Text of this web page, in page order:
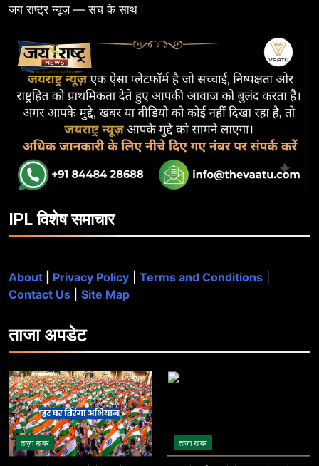
जय राष्ट्र न्यूज़ — सच के साथ।
IPL विशेष समाचार
About Privacy Policy Terms and Conditions
Contact Us
Site Map
ताजाअपडेट
ताज़ा ख़बर ताज़ा ख़बर